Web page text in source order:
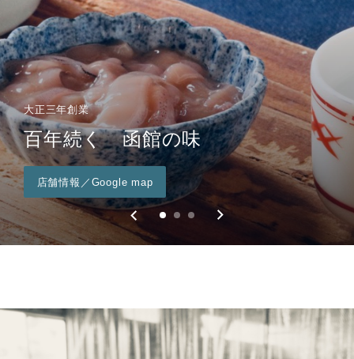
大正三年創業
百年続く 函館の味
店舗情報／Google map
美味しい発酵のひみつ
社長の工場見学
ご予約はこちら／じゃらん
工場直売所 塩辛バル
「日本酒とたのしむ塩辛食べくら
べ」
詳細はこちら／ヒトサラ